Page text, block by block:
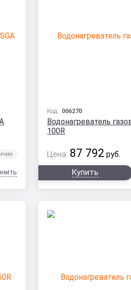
Код: 006270
Водонагреватель
100R
Цена: 87 792 руб.
Купить